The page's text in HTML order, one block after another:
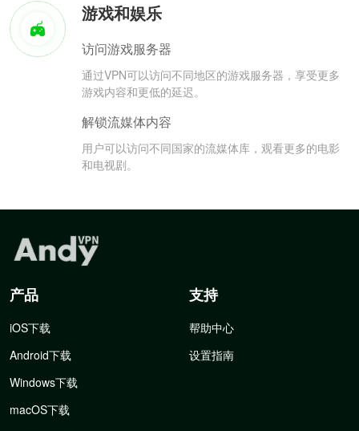
游戏和娱乐
访问游戏服务器
通过VPN可以访问不同地区的游戏服务器，享受更多
游戏内容和更低的延迟。
解锁流媒体内容
用户可以访问不同国家的流媒体库，观看更多的电影
和电视剧。
产品
iOS下载
Android下载
Windows下载
macOS下载
支持
帮助中心
设置指南